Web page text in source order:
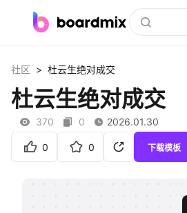
社区资源
下载
私有化部署
社区 > 杜云生绝对成交
杜云生绝对成交
370 0 2026.01.30
0 0 下载模板